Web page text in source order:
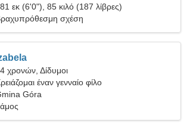
εκ (6'0"), 85 κιλό (187 λίβρες)
σχέση
χρονών, Δίδυμοι
έναν γενναίο φίλο
Góra